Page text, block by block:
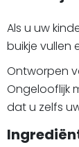
Als u uw
buikje vullen
Ontworpen
Ongelooflijk
dat u zelfs